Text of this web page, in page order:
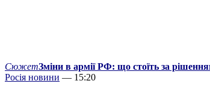
СюжетЗміни в армії РФ: що стоїть за
Росія новини — 15:20